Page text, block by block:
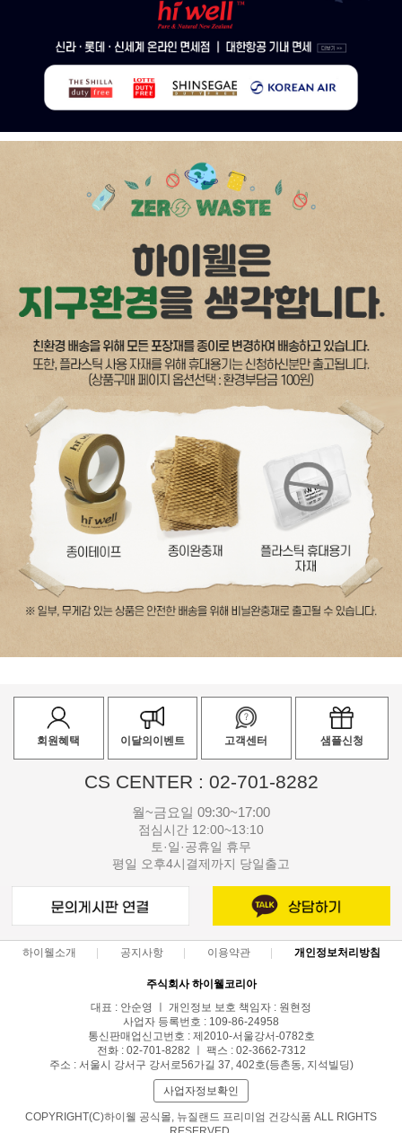
회원혜택 이달의이벤트 고객센터 샘플신청
CS CENTER : 02-701-8282
월~금요일 09:30~17:00
점심시간 12:00~13:10
토·일·공휴일 휴무
평일 오후4시결제까지 당일출고
하이웰소개 공지사항 이용약관 개인정보처리방침
주식회사 하이웰코리아
대표 : 안순영 ㅣ 개인정보 보호 책임자 : 원현정
사업자 등록번호 : 109-86-24958
통신판매업신고번호 : 제2010-서울강서-0782호
전화 : 02-701-8282 ㅣ 팩스 : 02-3662-7312
주소 : 서울시 강서구 강서로56가길 37, 402호(등촌동, 지석빌딩)
사업자정보확인
COPYRIGHT(C)하이웰 공식몰, 뉴질랜드 프리미엄 건강식품 ALL RIGHTS